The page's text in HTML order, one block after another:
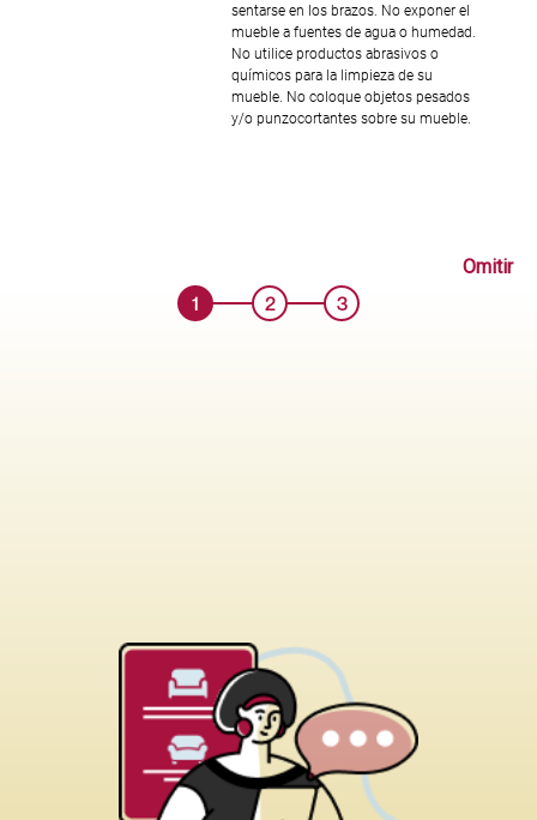
sentarse en los brazos. No exponer el
mueble a fuentes de agua o humedad.
No utilice productos abrasivos o
químicos para la limpieza de su
mueble. No coloque objetos pesados
y/o punzocortantes sobre su mueble.